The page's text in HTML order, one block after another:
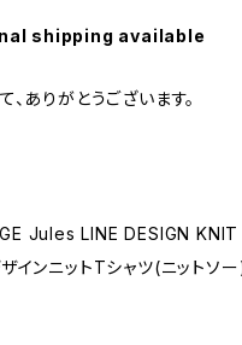
shipping available
、ありがとうございます。
Jules LINE DESIGN KNIT
インニットTシャツ(ニットソ